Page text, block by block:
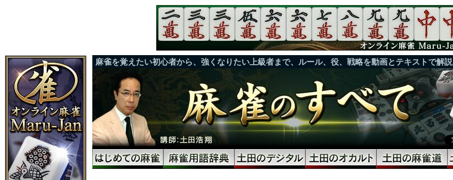
麻雀を覚えたい初心者から、強くなりたい上級者まで、ルール、役、戦略を動画とテキストで解説